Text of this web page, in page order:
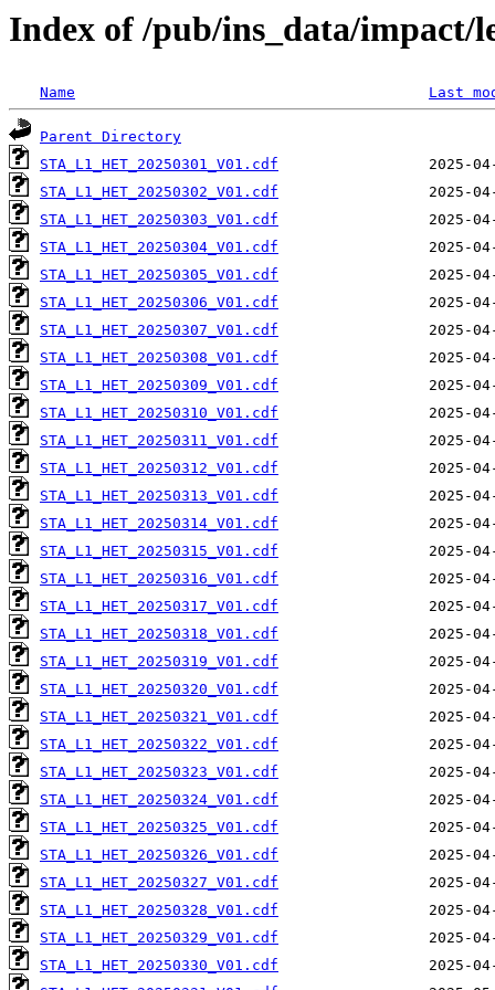
Index of /pub/ins_data/impact/
Name Last
Parent Directory
STA_L1_HET_20250301_V01.cdf
STA_L1_HET_20250302_V01.cdf
STA_L1_HET_20250303_V01.cdf
STA_L1_HET_20250304_V01.cdf
STA_L1_HET_20250305_V01.cdf
STA_L1_HET_20250306_V01.cdf
STA_L1_HET_20250307_V01.cdf
STA_L1_HET_20250308_V01.cdf
STA_L1_HET_20250309_V01.cdf
STA_L1_HET_20250310_V01.cdf
STA_L1_HET_20250311_V01.cdf
STA_L1_HET_20250312_V01.cdf
STA_L1_HET_20250313_V01.cdf
STA_L1_HET_20250314_V01.cdf
STA_L1_HET_20250315_V01.cdf
STA_L1_HET_20250316_V01.cdf
STA_L1_HET_20250317_V01.cdf
STA_L1_HET_20250318_V01.cdf
STA_L1_HET_20250319_V01.cdf
STA_L1_HET_20250320_V01.cdf
STA_L1_HET_20250321_V01.cdf
STA_L1_HET_20250322_V01.cdf
STA_L1_HET_20250323_V01.cdf
STA_L1_HET_20250324_V01.cdf
STA_L1_HET_20250325_V01.cdf
STA_L1_HET_20250326_V01.cdf
STA_L1_HET_20250327_V01.cdf
STA_L1_HET_20250328_V01.cdf
STA_L1_HET_20250329_V01.cdf
STA_L1_HET_20250330_V01.cdf